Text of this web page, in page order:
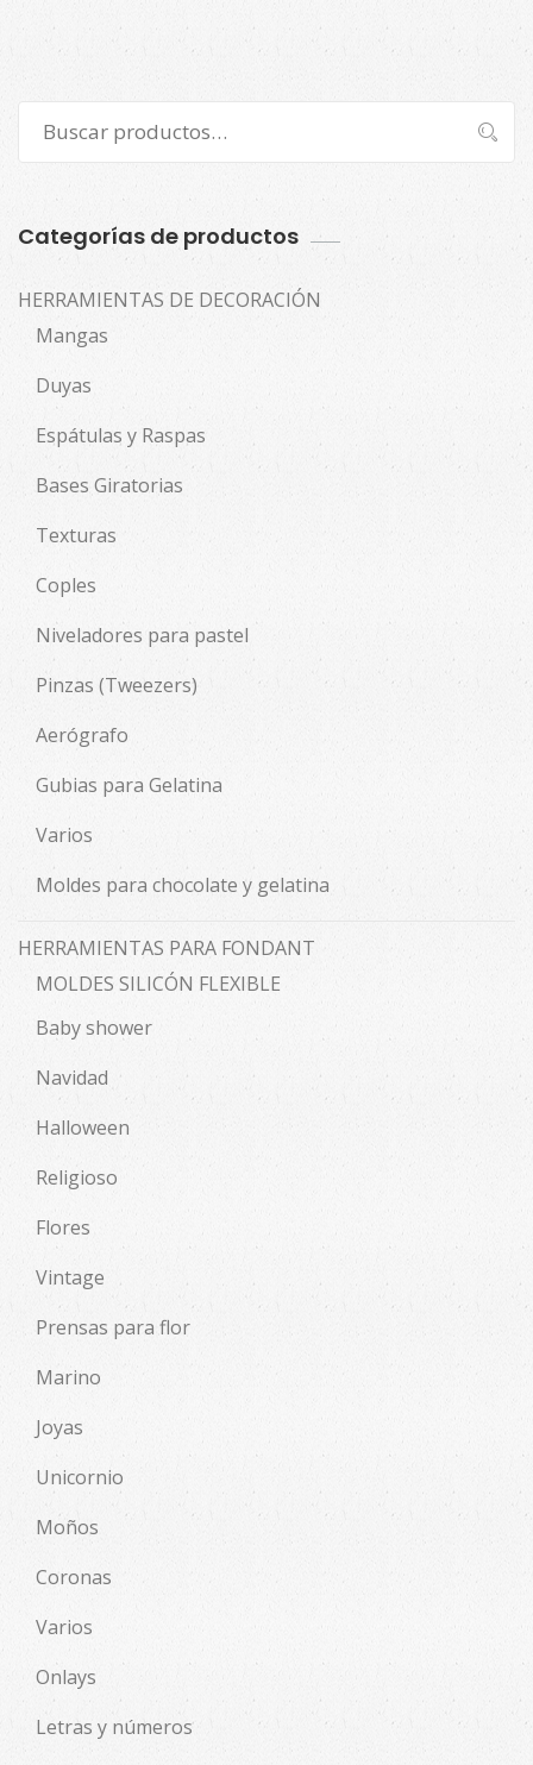
por:
Buscar
Categorías de productos
HERRAMIENTAS DE DECORACIÓN
Mangas
Duyas
Espátulas y Raspas
Bases Giratorias
Texturas
Coples
Niveladores para pastel
Pinzas (Tweezers)
Aerógrafo
Gubias para Gelatina
Varios
Moldes para chocolate y gelatina
HERRAMIENTAS PARA FONDANT
MOLDES SILICÓN FLEXIBLE
Baby shower
Navidad
Halloween
Religioso
Flores
Vintage
Prensas para flor
Marino
Joyas
Unicornio
Moños
Coronas
Varios
Onlays
Letras y números